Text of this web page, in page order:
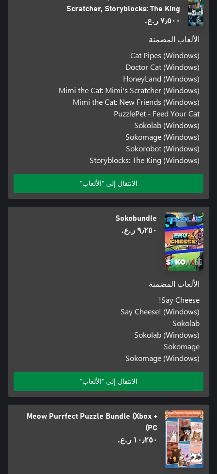
Scratcher, Storyblocks: The King
٧٫٥٠٠ ر.ع.‏
الألعاب المضمنة
Cat Pipes (Windows)
Doctor Cat (Windows)
HoneyLand (Windows)
Mimi the Cat: Mimi's Scratcher (Windows)
Mimi the Cat: New Friends (Windows)
PuzzlePet - Feed Your Cat
Sokolab (Windows)
Sokomage (Windows)
Sokorobot (Windows)
Storyblocks: The King (Windows)
الانتقال إلى "الألعاب"
Sokobundle
٩٫٢٥٠ ر.ع.‏
الألعاب المضمنة
Say Cheese!
Say Cheese! (Windows)
Sokolab
Sokolab (Windows)
Sokomage
Sokomage (Windows)
الانتقال إلى "الألعاب"
Meow Purrfect Puzzle Bundle (Xbox +
PC)
١٠٫٢٥٠ ر.ع.‏